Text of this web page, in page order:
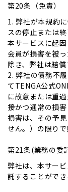
第20条（免責）
1. 弊社が本規約
スの停止または
本サービスに起
会員が損害を被
除き、弊社は賠償
2. 弊社の債務不
てTENGA公式
に故意または重
接かつ通常の損
損害は、その予
せん。）の限り
第21条(業務の委
弊社は、本サー
託することができ